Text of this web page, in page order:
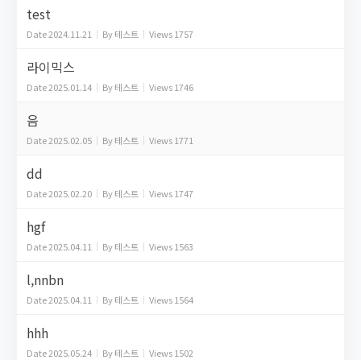
test
Date2024.11.21 By테스트 Views1757
라이믹스
Date2025.01.14 By테스트 Views1746
음
Date2025.02.05 By테스트 Views1771
dd
Date2025.02.20 By테스트 Views1747
hgf
Date2025.04.11 By테스트 Views1563
l,nnbn
Date2025.04.11 By테스트 Views1564
hhh
Date2025.05.24 By테스트 Views1502